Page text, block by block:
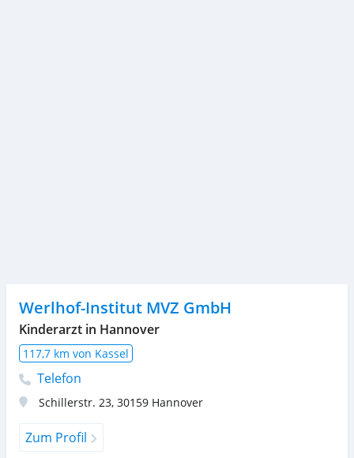
Werlhof-Institut MVZ GmbH
Kinderarzt in Hannover
117,7 km von Kassel
Telefon
Schillerstr. 23, 30159 Hannover
Zum Profil